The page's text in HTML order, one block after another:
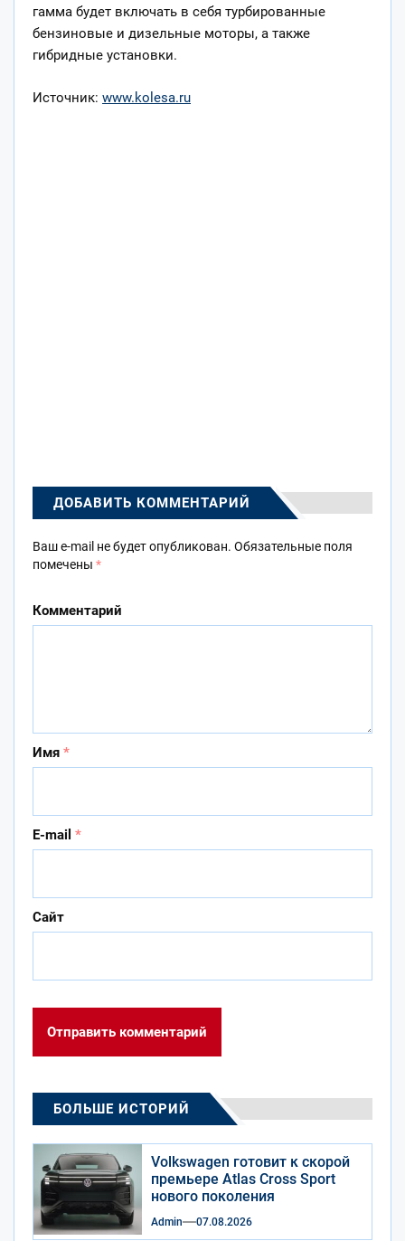
гамма будет включать в себя турбированные
бензиновые и дизельные моторы, а также
гибридные установки.
Источник: www.kolesa.ru
ДОБАВИТЬ КОММЕНТАРИЙ
Ваш e-mail не будет опубликован. Обязательные поля
помечены *
Комментарий
Имя *
E-mail *
Сайт
БОЛЬШЕ ИСТОРИЙ
Volkswagen готовит к скорой
премьере Atlas Cross Sport
нового поколения
Admin 07.08.2026